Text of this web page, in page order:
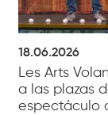
18.06.2026
Les Arts
a las plazas
espectáculo